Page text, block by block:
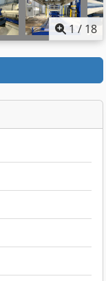
1 / 18